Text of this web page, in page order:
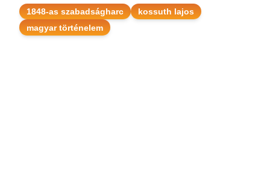
1848-as szabadságharc
kossuth lajos
magyar történelem